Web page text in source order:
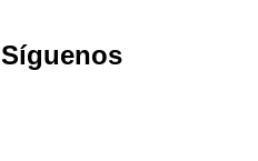
Síguenos